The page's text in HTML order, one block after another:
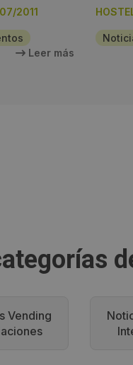
2011
Leer más
Vending